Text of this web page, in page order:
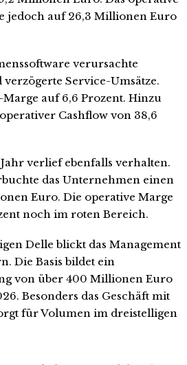
jedoch auf 26,3 Millionen Euro
verursachte
Service-Umsätze.
auf 6,6 Prozent. Hinzu
Cashflow von 38,6
verlief ebenfalls verhalten.
das Unternehmen einen
Euro. Die operative Marge
noch im roten Bereich.
Delle blickt das Management
Die Basis bildet ein
von über 400 Millionen Euro
Besonders das Geschäft mit
für Volumen im dreistelligen